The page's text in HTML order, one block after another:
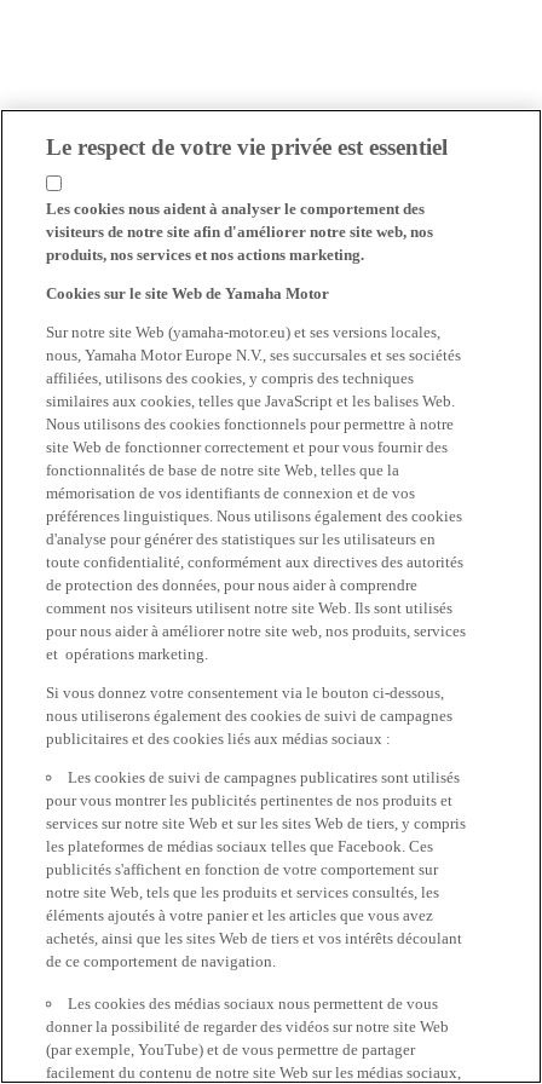
Le respect de votre vie privée est essentiel
Les cookies nous aident à analyser le comportement des
visiteurs de notre site afin d'améliorer notre site web, nos
produits, nos services et nos actions marketing.
Cookies sur le site Web de Yamaha Motor
Sur notre site Web (yamaha-motor.eu) et ses versions locales,
nous, Yamaha Motor Europe N.V., ses succursales et ses sociétés
affiliées, utilisons des cookies, y compris des techniques
similaires aux cookies, telles que JavaScript et les balises Web.
Nous utilisons des cookies fonctionnels pour permettre à notre
site Web de fonctionner correctement et pour vous fournir des
fonctionnalités de base de notre site Web, telles que la
mémorisation de vos identifiants de connexion et de vos
préférences linguistiques. Nous utilisons également des cookies
d'analyse pour générer des statistiques sur les utilisateurs en
toute confidentialité, conformément aux directives des autorités
de protection des données, pour nous aider à comprendre
comment nos visiteurs utilisent notre site Web. Ils sont utilisés
pour nous aider à améliorer notre site web, nos produits, services
et opérations marketing.
Si vous donnez votre consentement via le bouton ci-dessous,
nous utiliserons également des cookies de suivi de campagnes
publicitaires et des cookies liés aux médias sociaux :
Les cookies de suivi de campagnes publicatires sont utilisés
pour vous montrer les publicités pertinentes de nos produits et
services sur notre site Web et sur les sites Web de tiers, y compris
les plateformes de médias sociaux telles que Facebook. Ces
publicités s'affichent en fonction de votre comportement sur
notre site Web, tels que les produits et services consultés, les
éléments ajoutés à votre panier et les articles que vous avez
achetés, ainsi que les sites Web de tiers et vos intérêts découlant
de ce comportement de navigation.
Les cookies des médias sociaux nous permettent de vous
donner la possibilité de regarder des vidéos sur notre site Web
(par exemple, YouTube) et de vous permettre de partager
facilement du contenu de notre site Web sur les médias sociaux,